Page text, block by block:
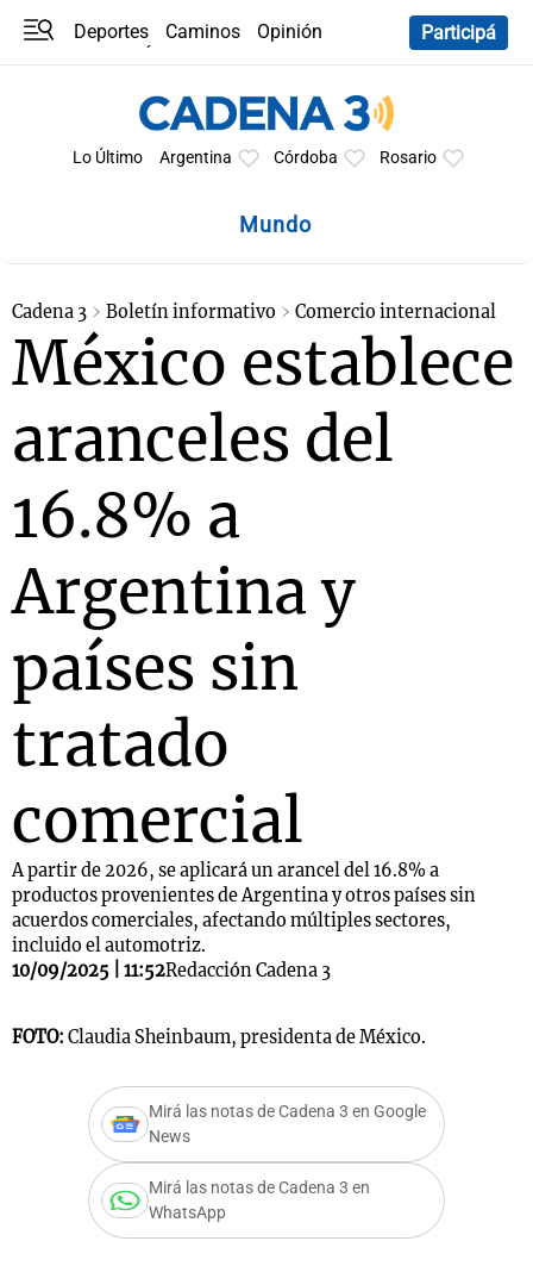
Deportes Caminos
Opinión
Participá
Lo Último Argentina Córdoba Rosario
Mundo
Cadena 3 Boletín informativo Comercio internacional
México establece
aranceles del
16.8% a
Argentina y
países sin
tratado
comercial
A partir de 2026, se aplicará un arancel del 16.8% a
productos provenientes de Argentina y otros países sin
acuerdos comerciales, afectando múltiples sectores,
incluido el automotriz.
10/09/2025 | 11:52Redacción Cadena 3
FOTO: Claudia Sheinbaum, presidenta de México.
Mirá las notas de Cadena 3 en Google
News
Mirá las notas de Cadena 3 en
WhatsApp
Notas
Notas
La Sole en